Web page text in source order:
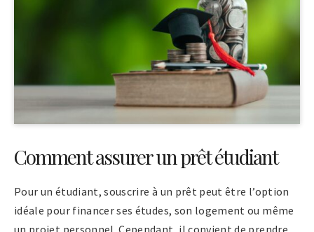
Comment assurer un prêt étudiant
Pour un étudiant, souscrire à un prêt peut être l’option
idéale pour financer ses études, son logement ou même
un projet personnel. Cependant, il convient de prendre